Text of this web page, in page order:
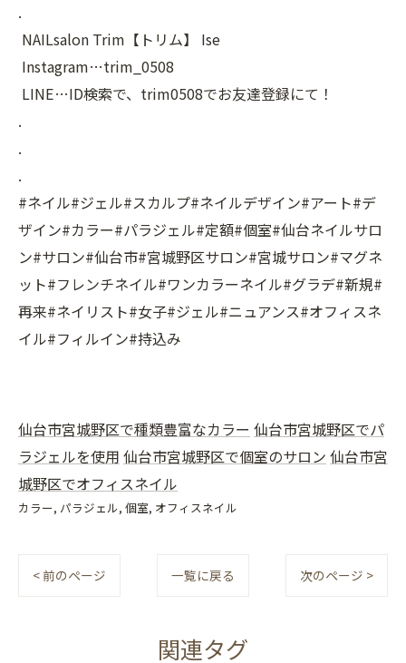
.
NAILsalon Trim【トリム】 Ise
Instagram…trim_0508
LINE…ID検索で、trim0508でお友達登録にて！
.
.
.
#ネイル#ジェル#スカルプ#ネイルデザイン#アート#デ
ザイン#カラー#パラジェル#定額#個室#仙台ネイルサロ
ン#サロン#仙台市#宮城野区サロン#宮城サロン#マグネ
ット#フレンチネイル#ワンカラーネイル#グラデ#新規#
再来#ネイリスト#女子#ジェル#ニュアンス#オフィスネ
イル#フィルイン#持込み
仙台市宮城野区で種類豊富なカラー 仙台市宮城野区でパ
ラジェルを使用 仙台市宮城野区で個室のサロン 仙台市宮
城野区でオフィスネイル
カラー パラジェル 個室 オフィスネイル
< 前のページ 一覧に戻る 次のページ >
関連タグ